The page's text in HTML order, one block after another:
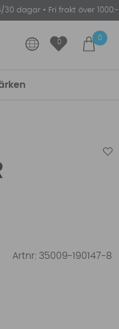
30 dagar • Fri frakt över 1000:-
0
0
Artnr: 35009-190147-8